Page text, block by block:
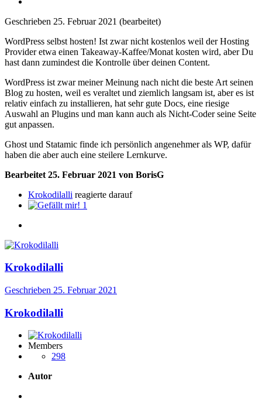
Geschrieben 25. Februar 2021 (bearbeitet)
WordPress selbst hosten! Ist zwar nicht kostenlos weil der Hosting
Provider etwa einen Takeaway-Kaffee/Monat kosten wird, aber Du
hast dann zumindest die Kontrolle über deinen Content.
WordPress ist zwar meiner Meinung nach nicht die beste Art seinen
Blog zu hosten, weil es veraltet und ziemlich langsam ist, aber es ist
relativ einfach zu installieren, hat sehr gute Docs, eine riesige
Auswahl an Plugins und man kann auch als Nicht-Coder seine Seite
gut anpassen.
Ghost und Statamic finde ich persönlich angenehmer als WP, dafür
haben die aber auch eine steilere Lernkurve.
Bearbeitet 25. Februar 2021 von BorisG
Krokodilalli reagierte darauf
1
Krokodilalli
Geschrieben 25. Februar 2021
Krokodilalli
Members
298
Autor